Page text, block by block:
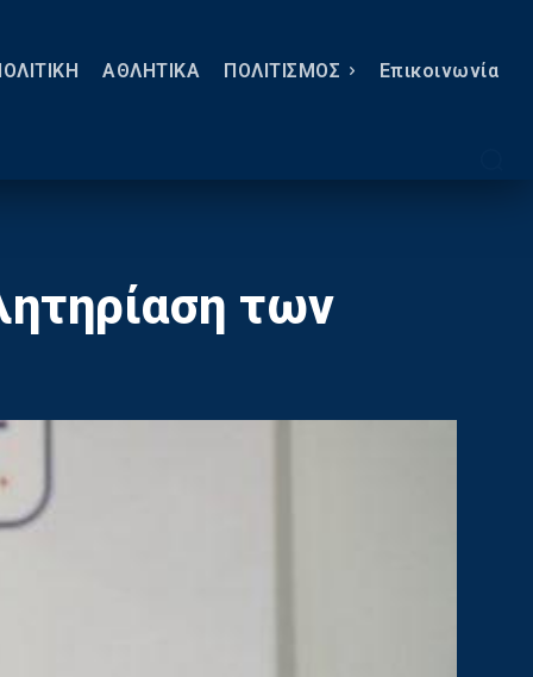
ΑΘΛΗΤΙΚΑ ΠΟΛΙΤΙΣΜΟΣ Eπικοινωνία
των